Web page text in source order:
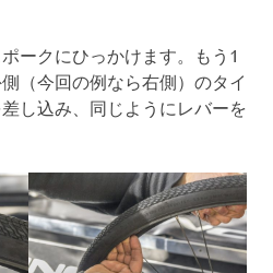
ークにひっかけます。もう1
（今回の例なら右側）のタイ
し込み、同じようにレバーを